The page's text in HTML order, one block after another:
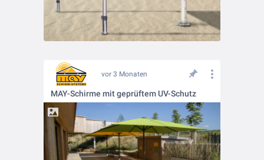
vor 3 Monaten
MAY-Schirme mit geprüftem UV-Schutz